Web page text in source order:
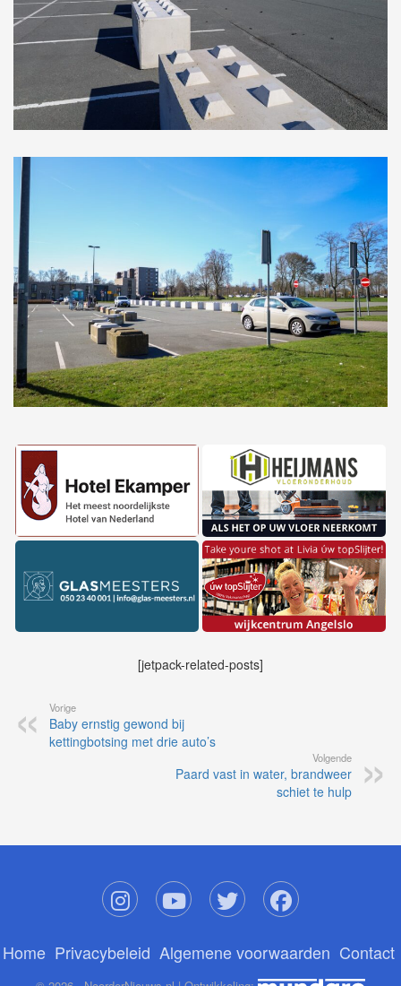
[jetpack-related-posts]
Vorige
Baby ernstig gewond bij
kettingbotsing met drie auto’s
Volgende
Paard vast in water, brandweer
schiet te hulp
Home Privacybeleid Algemene voorwaarden Contact